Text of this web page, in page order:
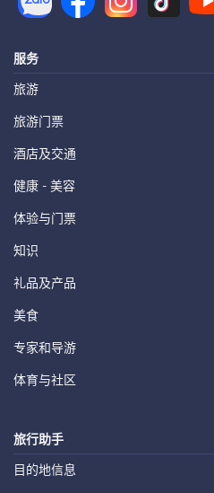
服务
旅游
旅游门票
酒店及交通
健康 - 美容
体验与门票
知识
礼品及产品
美食
专家和导游
体育与社区
旅行助手
目的地信息